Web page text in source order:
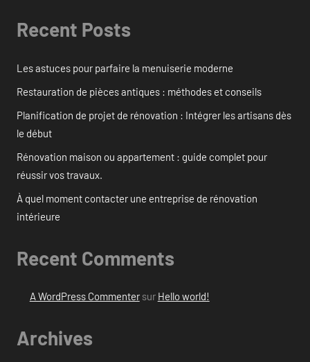
Recent Posts
Les astuces pour parfaire la menuiserie moderne
Restauration de pièces antiques : méthodes et conseils
Planification de projet de rénovation : Intégrer les artisans dès
le début
Rénovation maison ou appartement : guide complet pour
réussir vos travaux.
À quel moment contacter une entreprise de rénovation
intérieure
Recent Comments
A WordPress Commentersur Hello world!
Archives